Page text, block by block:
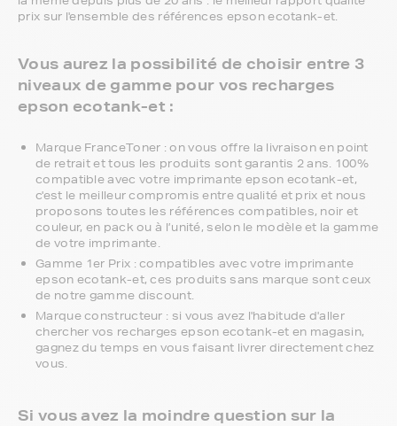
prix sur l'ensemble des références epson ecotank-et.
Vous aurez la possibilité de choisir entre 3
niveaux de gamme pour vos recharges
epson ecotank-et :
Marque FranceToner : on vous offre la livraison en point
de retrait et tous les produits sont garantis 2 ans. 100%
compatible avec votre imprimante epson ecotank-et,
c'est le meilleur compromis entre qualité et prix et nous
proposons toutes les références compatibles, noir et
couleur, en pack ou à l’unité, selon le modèle et la gamme
de votre imprimante.
Gamme 1er Prix : compatibles avec votre imprimante
epson ecotank-et, ces produits sans marque sont ceux
de notre gamme discount.
Marque constructeur : si vous avez l'habitude d'aller
chercher vos recharges epson ecotank-et en magasin,
gagnez du temps en vous faisant livrer directement chez
vous.
Si vous avez la moindre question sur la